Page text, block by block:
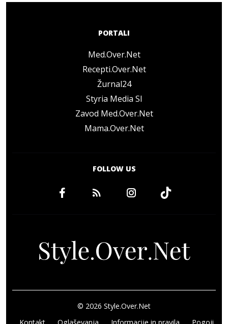
PORTALI
Med.Over.Net
Recepti.Over.Net
Žurnal24
Styria Media SI
Zavod Med.Over.Net
Mama.Over.Net
FOLLOW US
© 2026 Style.Over.Net